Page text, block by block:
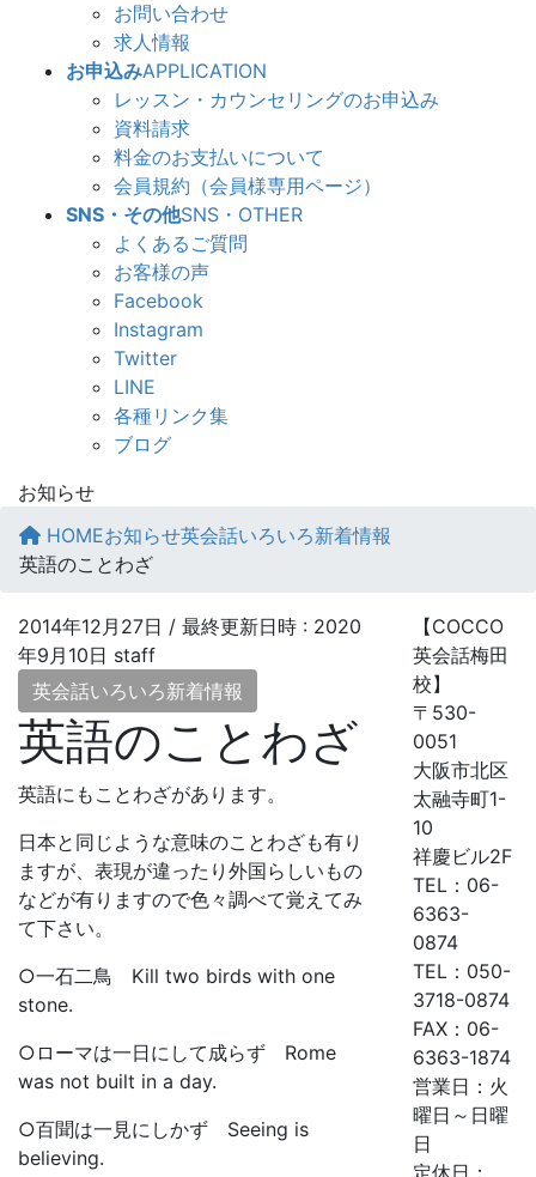
お問い合わせ
求人情報
お申込みAPPLICATION
レッスン・カウンセリングのお申込み
資料請求
料金のお支払いについて
会員規約（会員様専用ページ）
SNS・その他SNS・OTHER
よくあるご質問
お客様の声
Facebook
Instagram
Twitter
LINE
各種リンク集
ブログ
お知らせ
HOMEお知らせ英会話いろいろ新着情報
英語のことわざ
2014年12月27日 / 最終更新日時 : 2020
年9月10日 staff
英会話いろいろ新着情報
英語のことわざ
英語にもことわざがあります。
日本と同じような意味のことわざも有り
ますが、表現が違ったり外国らしいもの
などが有りますので色々調べて覚えてみ
て下さい。
○一石二鳥 Kill two birds with one
stone.
○ローマは一日にして成らず Rome
was not built in a day.
○百聞は一見にしかず Seeing is
believing.
【COCCO
英会話梅田
校】
〒530-
0051
大阪市北区
太融寺町1-
10
祥慶ビル2F
TEL：06-
6363-
0874
TEL：050-
3718-0874
FAX：06-
6363-1874
営業日：火
曜日～日曜
日
定休日：